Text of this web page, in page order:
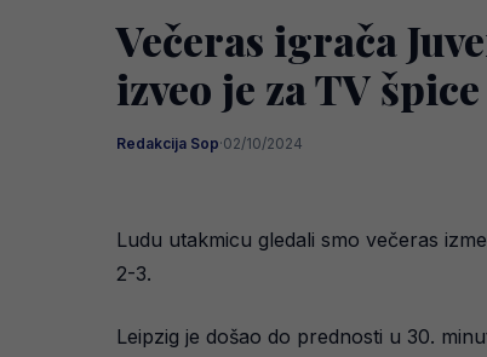
Večeras igrača
izveo je za TV
Redakcija Sop·02/10/2024
Ludu utakmicu gledali smo večeras
2-3.
Leipzig je došao do prednosti u 30.